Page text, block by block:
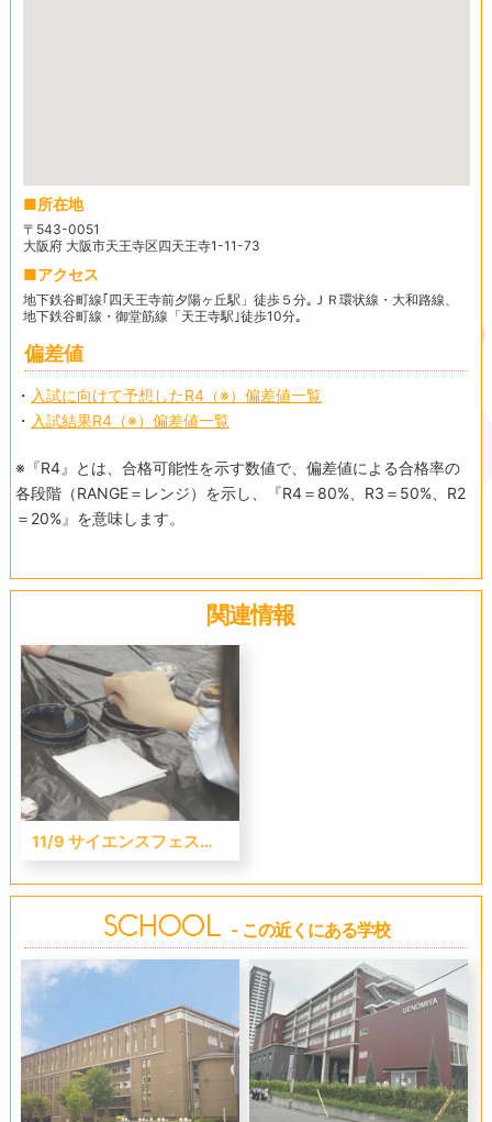
所在地
〒543-0051
大阪府 大阪市天王寺区四天王寺1-11-73
アクセス
地下鉄谷町線｢四天王寺前夕陽ヶ丘駅」徒歩５分｡ＪＲ環状線・大和路線、
地下鉄谷町線・御堂筋線「天王寺駅｣徒歩10分｡
偏差値
・ 入試に向けて予想したR4（※）偏差値一覧
・ 入試結果R4（※）偏差値一覧
※『R4』とは、合格可能性を示す数値で、偏差値による合格率の
各段階（RANGE＝レンジ）を示し、『R4＝80%、R3＝50%、R2
＝20%』を意味します。
関連情報
11/9 サイエンスフェスタ開催報告！〈四天王寺・帝塚山学院・武庫川女子大学附属 編〉
- この近くにある学校